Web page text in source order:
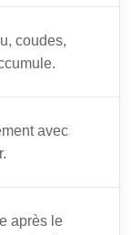
coudes,
avec
après le